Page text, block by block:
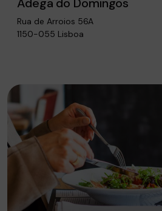
Rua de Arroios 56A
1150-055 Lisboa